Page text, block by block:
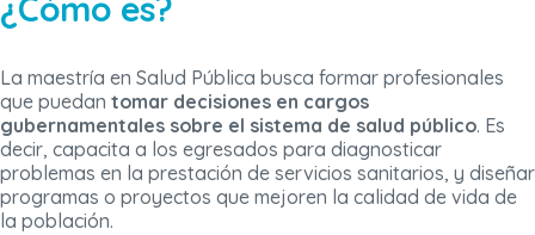
¿Cómo es?
La maestría en Salud Pública busca formar profesionales
que puedan tomar decisiones en cargos
gubernamentales sobre el sistema de salud público. Es
decir, capacita a los egresados para diagnosticar
problemas en la prestación de servicios sanitarios, y diseñar
programas o proyectos que mejoren la calidad de vida de
la población.